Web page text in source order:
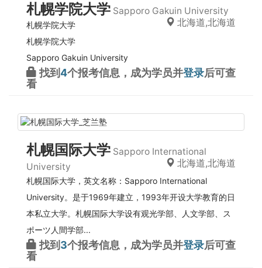
札幌学院大学 Sapporo Gakuin University
北海道,北海道
札幌学院大学
札幌学院大学
Sapporo Gakuin University
找到4个报考信息，成为学员并登录后可查
看
札幌国际大学 Sapporo International
University
北海道,北海道
札幌国际大学，英文名称：Sapporo International
University。是于1969年建立，1993年开设大学教育的日
本私立大学。札幌国际大学设有观光学部、人文学部、ス
ポーツ人間学部...
找到 3个报考信息，成为学员并登录后可查
看